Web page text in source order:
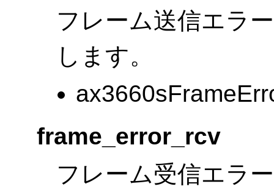
フレーム送信エラ
します。
frame_error_rcv
フレーム受信エラ